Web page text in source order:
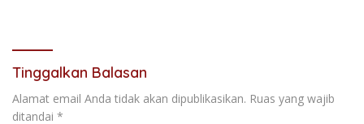
Tinggalkan Balasan
Alamat email Anda tidak akan dipublikasikan. Ruas yang wajib
ditandai *